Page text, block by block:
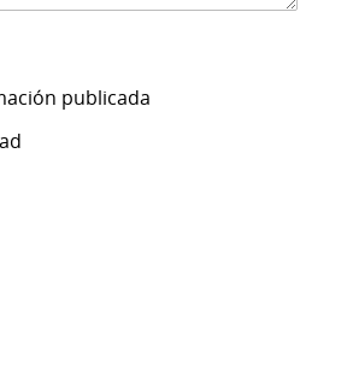
publicada